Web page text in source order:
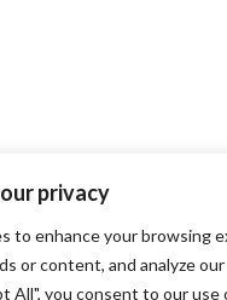
privacy
to enhance your browsing
or content, and analyze
All", you consent to our use